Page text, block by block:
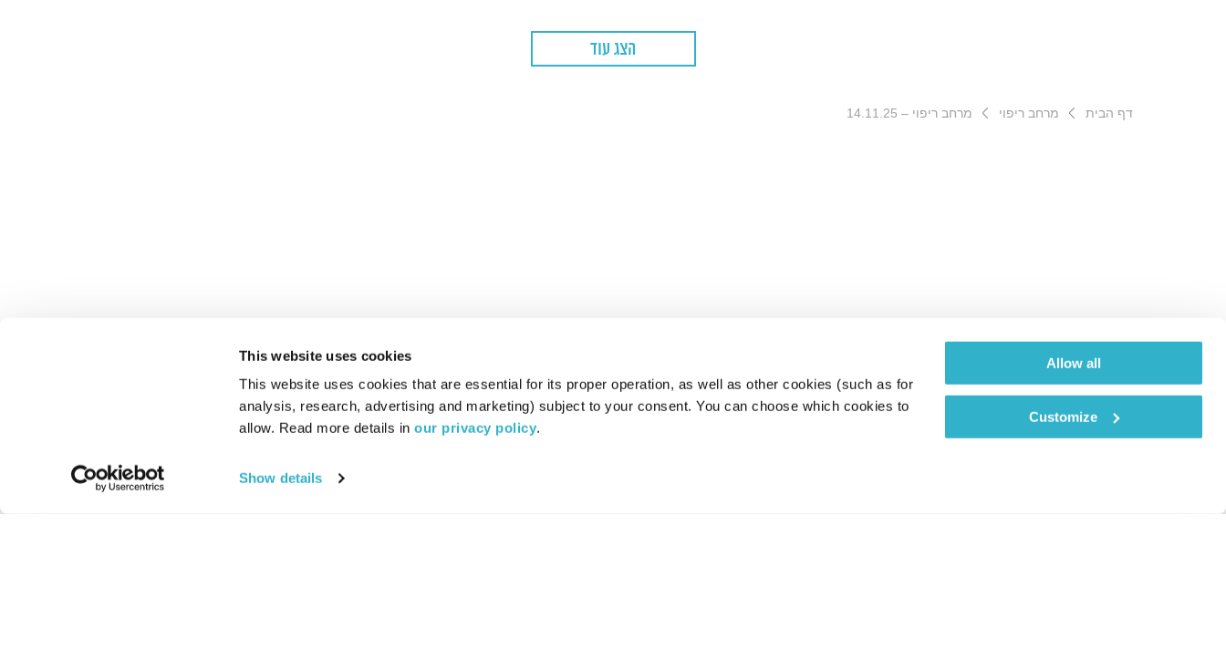
This website uses cookies
This website uses cookies that are essential for its proper operation, as well as other cookies (such as for
analysis, research, advertising and marketing) subject to your consent. You can choose which cookies to
allow. Read more details in our privacy policy.
Show details
Allow all
Customize
הצג עוד
דף הבית מרחב ריפוי מרחב ריפוי – 14.11.25